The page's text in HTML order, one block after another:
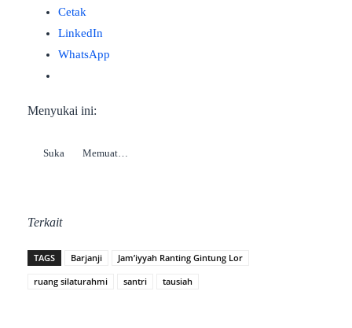
Cetak
LinkedIn
WhatsApp
Menyukai ini:
Suka Memuat…
Terkait
TAGS Barjanji
Jam’iyyah Ranting Gintung Lor
ruang silaturahmi
santri tausiah